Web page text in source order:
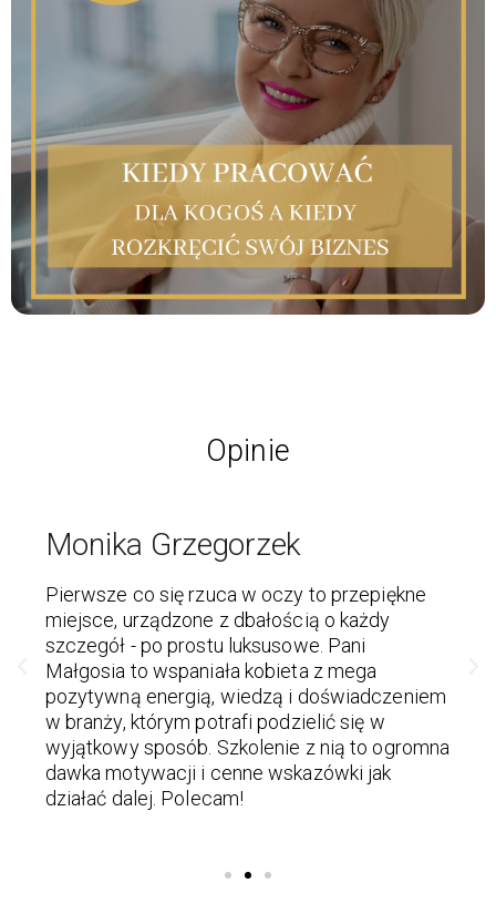
Opinie
Monika Grzegorzek
Pierwsze co się rzuca w oczy to przepiękne
miejsce, urządzone z dbałością o każdy
szczegół - po prostu luksusowe. Pani
Małgosia to wspaniała kobieta z mega
pozytywną energią, wiedzą i doświadczeniem
w branży, którym potrafi podzielić się w
wyjątkowy sposób. Szkolenie z nią to ogromna
dawka motywacji i cenne wskazówki jak
działać dalej. Polecam!